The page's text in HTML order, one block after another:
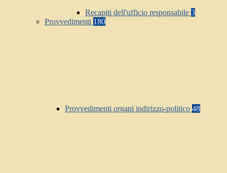
Recapiti dell'ufficio responsabile 3
Provvedimenti 180
Provvedimenti organi indirizzo-politico 48